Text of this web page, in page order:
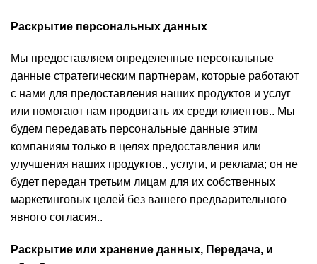
Раскрытие персональных данных
Мы предоставляем определенные персональные
данные стратегическим партнерам, которые работают
с нами для предоставления наших продуктов и услуг
или помогают нам продвигать их среди клиентов.. Мы
будем передавать персональные данные этим
компаниям только в целях предоставления или
улучшения наших продуктов., услуги, и реклама; он не
будет передан третьим лицам для их собственных
маркетинговых целей без вашего предварительного
явного согласия..
Раскрытие или хранение данных, Передача, и